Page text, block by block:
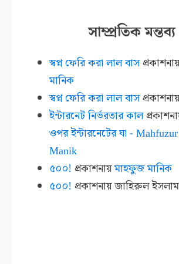
সাম্প্রতিক মন্তব্য
স্বপ্ন ফেরি করা লাল বাস
মানিক
স্বপ্ন ফেরি করা লাল বাস
ইন্টারনেট নির্ভরতার কাল
ওপর ইন্টারনেটের ঘা -
Manik
৫০০! প্রকাশনায়মাহফুজ মানিক
৫০০! প্রকাশনায়জাহিরুল ইসলাম